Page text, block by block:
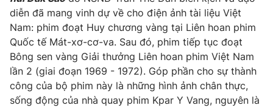
Video Shorts video
VTV Money VTV Thể thao
VTV Sức khoẻ Bất động sản
diễn đã mang vinh dự về cho điện ảnh tài liệu Việt
Nam: phim đoạt Huy chương vàng tại Liên hoan phim
Quốc tế Mát-xơ-cơ-va. Sau đó, phim tiếp tục đoạt
Bông sen vàng Giải thưởng Liên hoan phim Việt Nam
lần 2 (giai đoạn 1969 - 1972). Góp phần cho sự thành
công của bộ phim này là những hình ảnh chân thực,
sống động của nhà quay phim Kpar Y Vang, nguyên là